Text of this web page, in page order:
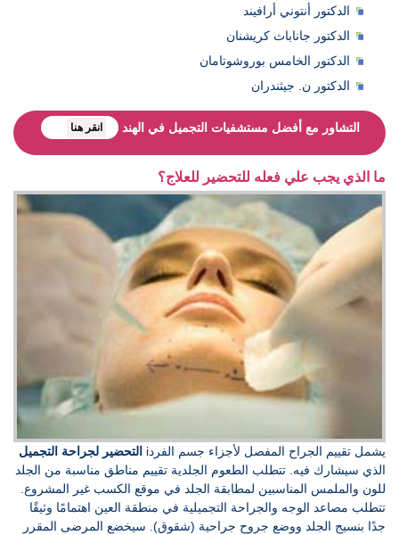
الدكتور أنتوني أرافيند
الدكتور جاناباث كريشنان
الدكتور الخامس بوروشوتامان
الدكتور ن. جيثندران
التشاور مع أفضل مستشفيات التجميل في الهند انقر هنا
ما الذي يجب علي فعله للتحضير للعلاج؟
iيشمل تقييم الجراح المفصل لأجزاء جسم الفرد
الذي سيشارك فيه. تتطلب الطعوم الجلدية تقييم مناطق مناسبة من الجلد
للون والملمس المناسبين لمطابقة الجلد في موقع الكسب غير المشروع.
تتطلب مصاعد الوجه والجراحة التجميلية في منطقة العين اهتمامًا وثيقًا
جدًا بنسيج الجلد ووضع جروح جراحية (شقوق). سيخضع المرضى المقرر